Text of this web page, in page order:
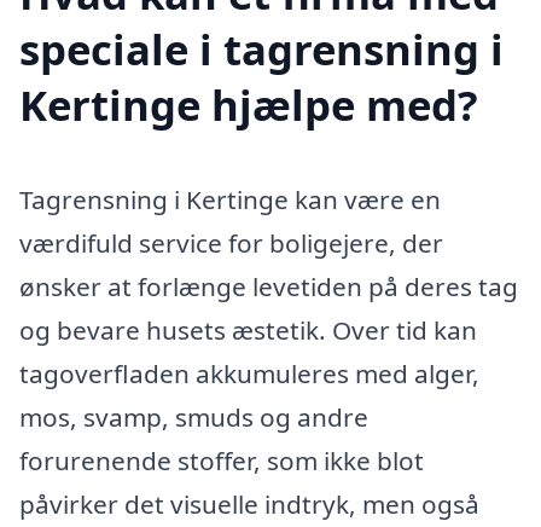
speciale i tagrensning i
Kertinge hjælpe med?
Tagrensning i Kertinge kan være en
værdifuld service for boligejere, der
ønsker at forlænge levetiden på deres tag
og bevare husets æstetik. Over tid kan
tagoverfladen akkumuleres med alger,
mos, svamp, smuds og andre
forurenende stoffer, som ikke blot
påvirker det visuelle indtryk, men også